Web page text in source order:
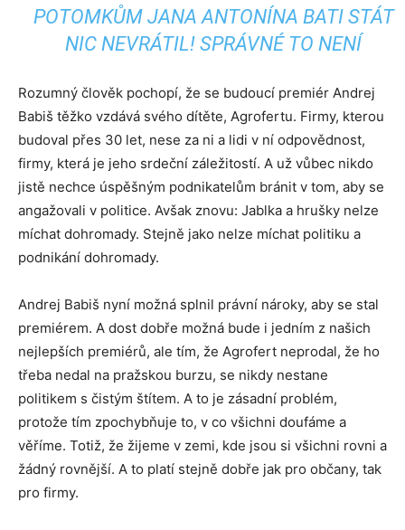
POTOMKŮM JANA ANTONÍNA BATI STÁT
NIC NEVRÁTIL! SPRÁVNÉ TO NENÍ
Rozumný člověk pochopí, že se budoucí premiér Andrej
Babiš těžko vzdává svého dítěte, Agrofertu. Firmy, kterou
budoval přes 30 let, nese za ni a lidi v ní odpovědnost,
firmy, která je jeho srdeční záležitostí. A už vůbec nikdo
jistě nechce úspěšným podnikatelům bránit v tom, aby se
angažovali v politice. Avšak znovu: Jablka a hrušky nelze
míchat dohromady. Stejně jako nelze míchat politiku a
podnikání dohromady.
Andrej Babiš nyní možná splnil právní nároky, aby se stal
premiérem. A dost dobře možná bude i jedním z našich
nejlepších premiérů, ale tím, že Agrofert neprodal, že ho
třeba nedal na pražskou burzu, se nikdy nestane
politikem s čistým štítem. A to je zásadní problém,
protože tím zpochybňuje to, v co všichni doufáme a
věříme. Totiž, že žijeme v zemi, kde jsou si všichni rovni a
žádný rovnější. A to platí stejně dobře jak pro občany, tak
pro firmy.